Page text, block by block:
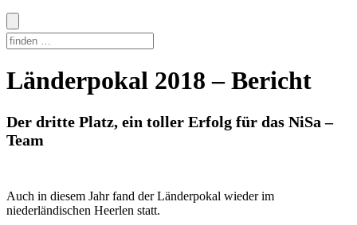
Skip
to
Länderpokal 2018 – Bericht
Der dritte Platz, ein toller Erfolg für das NiSa –
Team
Auch in diesem Jahr fand der Länderpokal wieder im
niederländischen Heerlen statt.